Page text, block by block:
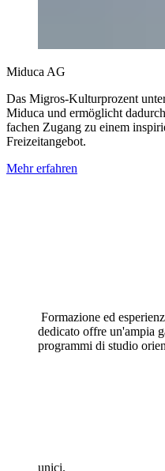
Miduca AG
Das Migros-Kulturprozent
Miduca und ermöglicht
fachen Zugang zu einem
Freizeitangebot.
Mehr erfahren
Formazione ed
dedicato offre un'ampia
programmi di studio
unici.